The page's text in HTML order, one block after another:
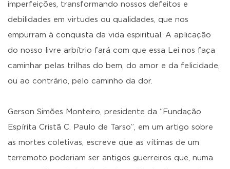
imperfeições, transformando nossos defeitos e
debilidades em virtudes ou qualidades, que nos
empurram à conquista da vida espiritual. A aplicação
do nosso livre arbítrio fará com que essa Lei nos faça
caminhar pelas trilhas do bem, do amor e da felicidade,
ou ao contrário, pelo caminho da dor.
Gerson Simões Monteiro, presidente da “Fundação
Espírita Cristã C. Paulo de Tarso”, em um artigo sobre
as mortes coletivas, escreve que as vítimas de um
terremoto poderiam ser antigos guerreiros que, numa